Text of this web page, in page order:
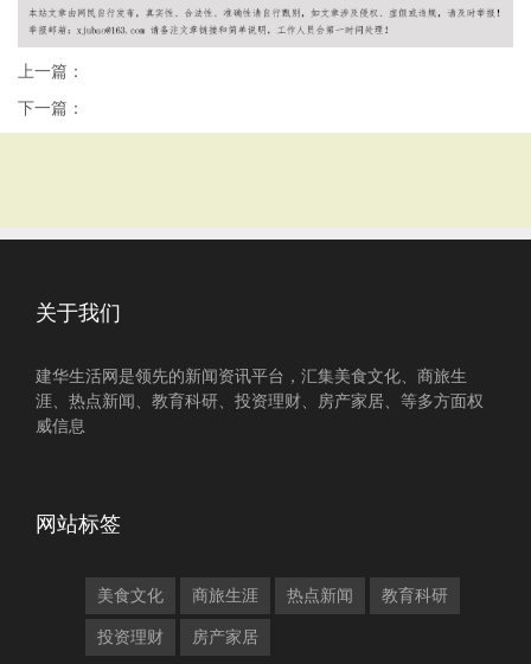
上一篇：
下一篇：
关于我们
建华生活网是领先的新闻资讯平台，汇集美食文化、商旅生
涯、热点新闻、教育科研、投资理财、房产家居、等多方面权
威信息
网站标签
美食文化 商旅生涯 热点新闻 教育科研
投资理财 房产家居